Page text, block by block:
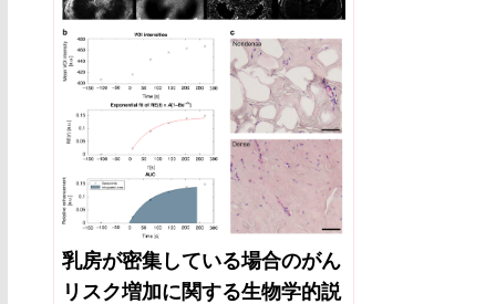
乳房が密集している場合のがん
リスク増加に関する生物学的説